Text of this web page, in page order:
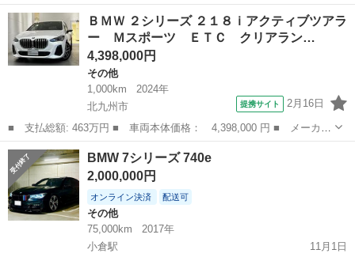
ー名： ＢＭＷ ■ 車種名： ４シリーズ ■ グレード名： ４２０
ｉグランクーペ Ｍスポーツ 禁煙／黒革シート／シートヒーター／
ＨＤＤナ...
福岡 北九州市
ＢＭＷ ２シリーズ ２１８ｉアクティブツアラ
ー Ｍスポーツ ＥＴＣ クリアラン…
4,398,000円
その他
1,000km
2024年
北九州市
提携サイト 2月16日
■ 支払総額: 463万円 ■ 車両本体価格： 4,398,000 円 ■ メーカー
名： ＢＭＷ ■ 車種名： ２シリーズ ■ グレード名： ２１８ｉ
アクティブツアラー Ｍスポーツ ＥＴＣ クリアランスソナー レ
ーンアシス...
福岡 北九州市
BMW 7シリーズ 740e
2,000,000円
オンライン決済 配送可
その他
75,000km
2017年
小倉駅
11月1日